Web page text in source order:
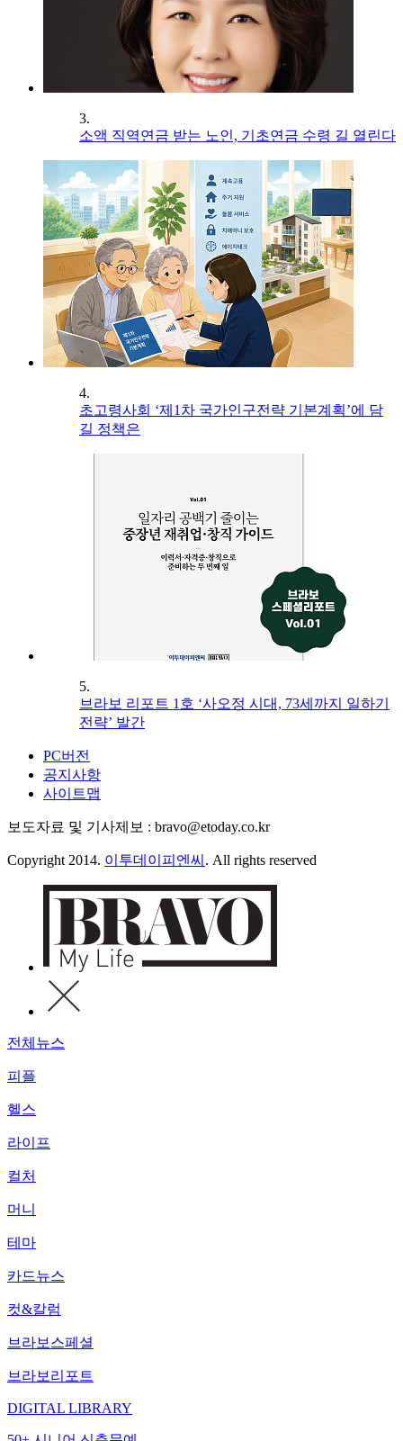
3.
소액 직역연금 받는 노인, 기초연금 수령 길 열린다
4.
초고령사회 ‘제1차 국가인구전략 기본계획’에 담
길 정책은
5.
브라보 리포트 1호 ‘사오정 시대, 73세까지 일하기
전략’ 발간
PC버전
공지사항
사이트맵
보도자료 및 기사제보 : bravo@etoday.co.kr
Copyright 2014. 이투데이피엔씨 . All rights reserved
전체뉴스
피플
헬스
라이프
컬처
머니
테마
카드뉴스
컷&칼럼
브라보스페셜
브라보리포트
DIGITAL LIBRARY